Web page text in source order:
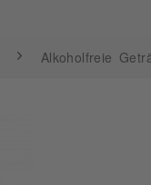
Alkoholfreie